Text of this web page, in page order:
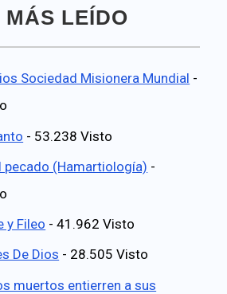
MÁS LEÍDO
Sociedad Misionera Mundial -
- 53.238 Visto
pecado (Hamartiología) -
y Fileo - 41.962 Visto
De Dios - 28.505 Visto
muertos entierren a sus